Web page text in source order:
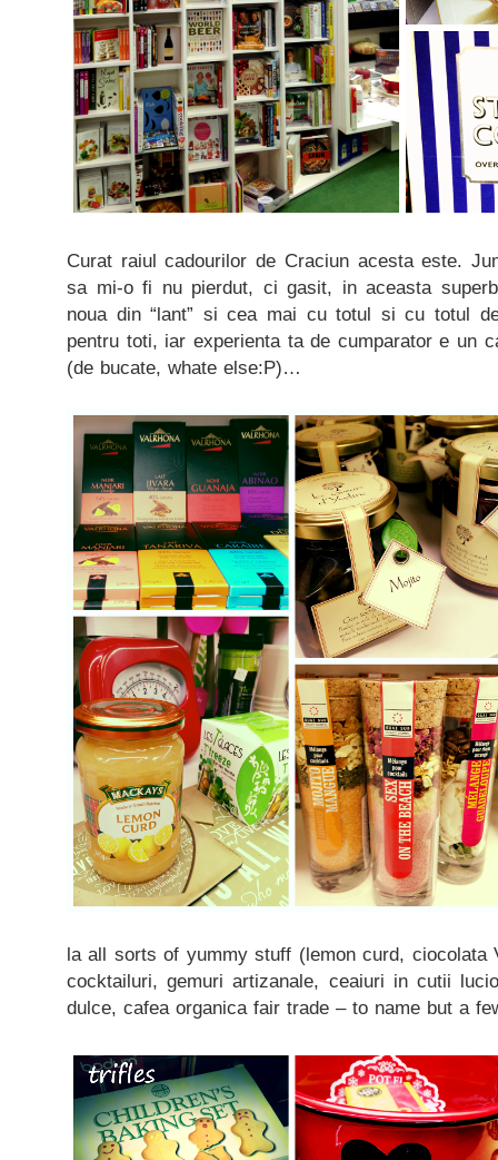
Curat raiul cadourilor de Craciun acesta este.
sa mi-o fi nu pierdut, ci gasit, in aceasta
noua din “lant” si cea mai cu totul si cu totul
pentru toti, iar experienta ta de cumparator e un
(de bucate, whate else:P)…
la all sorts of yummy stuff (lemon curd, ciocolata
cocktailuri, gemuri artizanale, ceaiuri in cutii
dulce, cafea organica fair trade – to name but a